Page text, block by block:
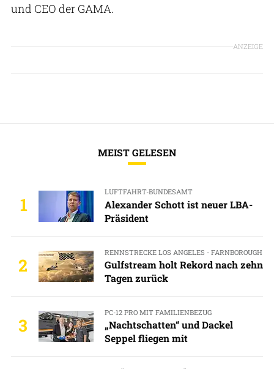
und CEO der GAMA.
ANZEIGE
MEIST GELESEN
1
LUFTFAHRT-BUNDESAMT
Alexander Schott ist neuer LBA-
Präsident
2
RENNSTRECKE LOS ANGELES - FARNBOROUGH
Gulfstream holt Rekord nach zehn
Tagen zurück
3
PC-12 PRO MIT FAMILIENBEZUG
„Nachtschatten“ und Dackel
Seppel fliegen mit